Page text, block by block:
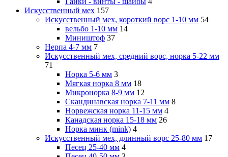
Искусственный мех 157
Искусственный мех, короткий ворс 1-10 мм 54
вельбо 1-10 мм 14
Миништоф 37
Нерпа 4-7 мм 7
Искусственный мех, средний ворс, норка 5-22 мм
71
Норка 5-6 мм 3
Мягкая норка 8 мм 18
Микронорка 8-9 мм 12
Скандинавская норка 7-11 мм 8
Норвежская норка 11-15 мм 4
Канадская норка 15-18 мм 26
Норка минк (mink) 4
Искусственный мех, длинный ворс 25-80 мм 17
Песец 25-40 мм 4